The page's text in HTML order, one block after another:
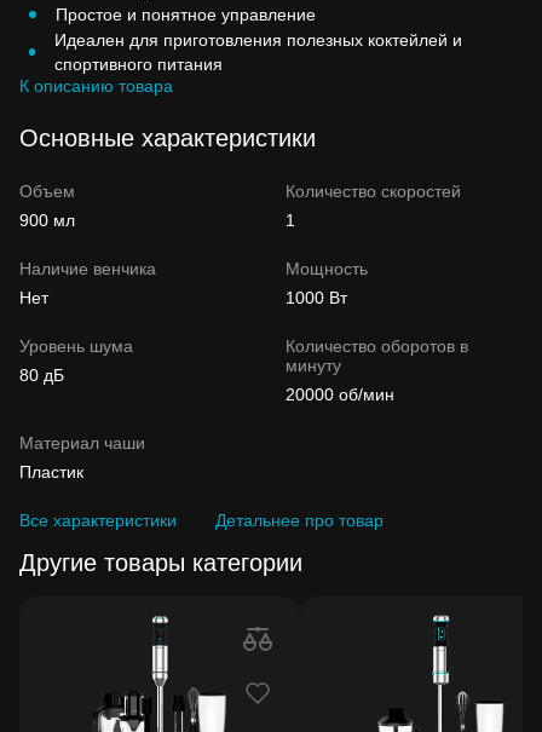
Простое и понятное управление
Идеален для приготовления полезных коктейлей и
спортивного питания
К описанию товара
Основные характеристики
Объем
900 мл
Количество скоростей
1
Наличие венчика
Нет
Мощность
1000 Вт
Уровень шума
80 дБ
Количество оборотов в
минуту
20000 об/мин
Материал чаши
Пластик
Все характеристики Детальнее про товар
Другие товары категории